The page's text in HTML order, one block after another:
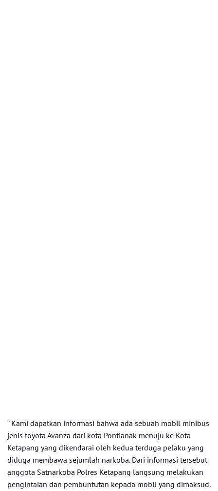
“ Kami dapatkan informasi bahwa ada sebuah mobil minibus
jenis toyota Avanza dari kota Pontianak menuju ke Kota
Ketapang yang dikendarai oleh kedua terduga pelaku yang
diduga membawa sejumlah narkoba. Dari informasi tersebut
anggota Satnarkoba Polres Ketapang langsung melakukan
pengintaian dan pembuntutan kepada mobil yang dimaksud.